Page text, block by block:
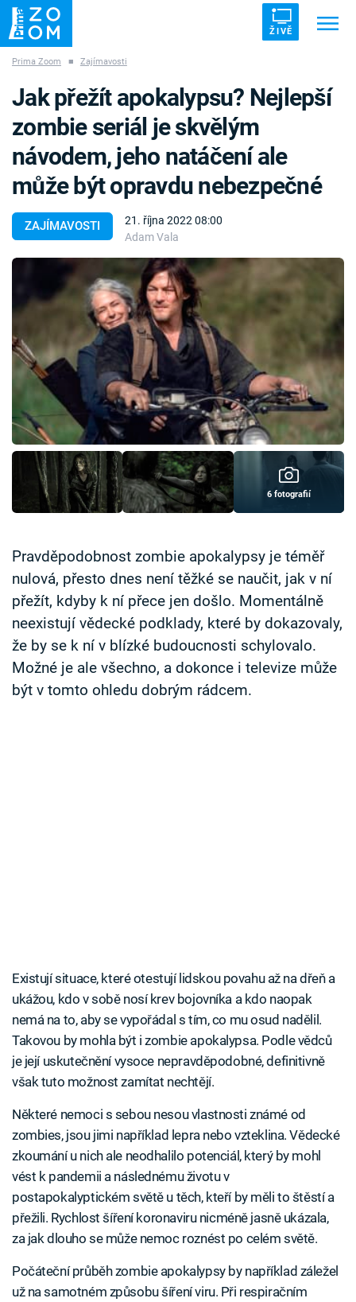
ŽIVĚ
ZÁHADY VETŘELCI DÁVNOVĚKU
Témata
Témata
Pořady
TV Program
Časopis
Sledujte prima+
Přihlášení
Prima Zoom ■ Zajímavosti
ZAJÍMAVOSTI
21. října 2022 08:00
Adam Vala
Jak přežít apokalypsu? Nejlepší
zombie seriál je skvělým
návodem, jeho natáčení ale
může být opravdu nebezpečné
6 fotografií
Pravděpodobnost zombie apokalypsy je téměř
nulová, přesto dnes není těžké se naučit, jak v ní
přežít, kdyby k ní přece jen došlo. Momentálně
neexistují vědecké podklady, které by dokazovaly,
že by se k ní v blízké budoucnosti schylovalo.
Možné je ale všechno, a dokonce i televize může
být v tomto ohledu dobrým rádcem.
Existují situace, které otestují lidskou povahu až na dřeň a
ukážou, kdo v sobě nosí krev bojovníka a kdo naopak
nemá na to, aby se vypořádal s tím, co mu osud nadělil.
Takovou by mohla být i zombie apokalypsa. Podle vědců
je její uskutečnění vysoce nepravděpodobné, definitivně
však tuto možnost zamítat nechtějí.
Některé nemoci s sebou nesou vlastnosti známé od
zombies, jsou jimi například lepra nebo vzteklina. Vědecké
zkoumání u nich ale neodhalilo potenciál, který by mohl
vést k pandemii a následnému životu v
postapokalyptickém světě u těch, kteří by měli to štěstí a
přežili. Rychlost šíření koronaviru nicméně jasně ukázala,
za jak dlouho se může nemoc roznést po celém světě.
Počáteční průběh zombie apokalypsy by například záležel
už na samotném způsobu šíření viru. Při respiračním